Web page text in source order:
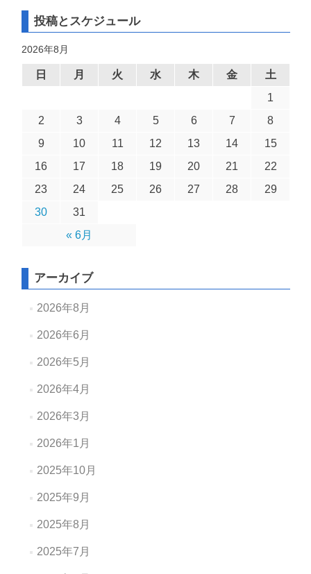
投稿とスケジュール
2026年8月
日 月 火 水 木 金 土
« 6月
1
2
3 4 5 6 7
8
9
10 11 12 13 14
15
16
17 18 19 20 21
22
23
24 25 26 27 28
29
30
31
アーカイブ
2026年8月
2026年6月
2026年5月
2026年4月
2026年3月
2026年1月
2025年10月
2025年9月
2025年8月
2025年7月